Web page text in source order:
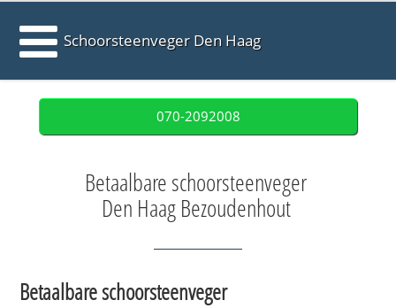
Schoorsteenveger Den Haag
070-2092008
Betaalbare schoorsteenveger
Den Haag Bezoudenhout
Betaalbare schoorsteenveger